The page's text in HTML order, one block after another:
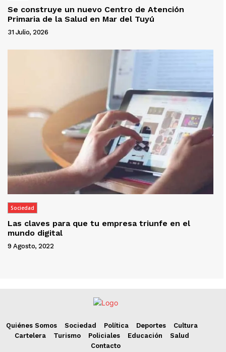
Se construye un nuevo Centro de Atención
Primaria de la Salud en Mar del Tuyú
31 Julio, 2026
Sociedad
Las claves para que tu empresa triunfe en el
mundo digital
9 Agosto, 2022
Quiénes Somos Sociedad Política Deportes
Cultura
Cartelera
Turismo Policiales Educación
Salud
Contacto